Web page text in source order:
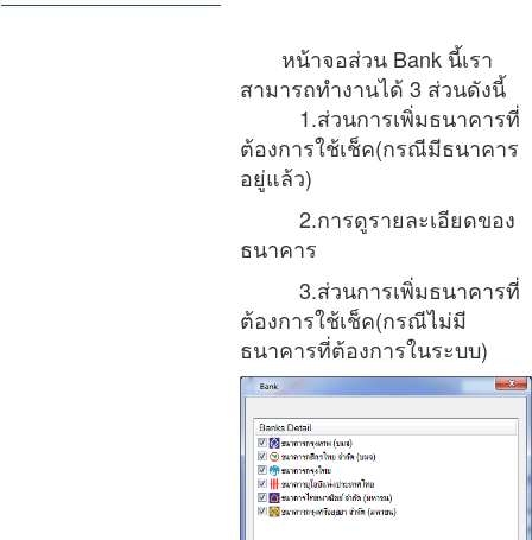
หน้าจอส่วน Bank นี้เรา
สามารถทำงานได้ 3 ส่วนดังนี้
1.ส่วนการเพิ่มธนาคารที่
ต้องการใช้เช็ค(กรณีมีธนาคาร
อยู่แล้ว)
2.การดูรายละเอียดของ
ธนาคาร
3.ส่วนการเพิ่มธนาคารที่
ต้องการใช้เช็ค(กรณีไม่มี
ธนาคารที่ต้องการในระบบ)